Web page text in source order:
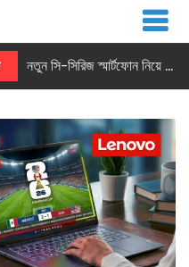
নতুন সি-সিরিজ স্মার্টফোন নিয়ে আসছে রিয়েলমি